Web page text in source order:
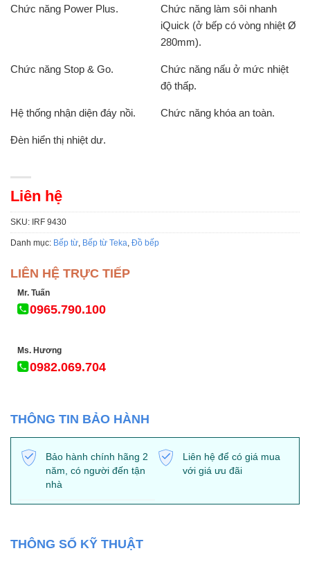
Chức năng Power Plus.
Chức năng làm sôi nhanh
iQuick (ở bếp có vòng nhiệt Ø
280mm).
Chức năng Stop & Go.
Chức năng nấu ở mức nhiệt
độ thấp.
Hệ thống nhận diện đáy nồi. Chức năng khóa an toàn.
Đèn hiển thị nhiệt dư.
Liên hệ
SKU: IRF 9430
Danh mục: Bếp từ, Bếp từ Teka, Đồ bếp
LIÊN HỆ TRỰC TIẾP
Mr. Tuấn
0965.790.100
Ms. Hương
0982.069.704
THÔNG TIN BẢO HÀNH
Bảo hành chính hãng 2
năm, có người đến tận
nhà
Liên hệ để có giá mua
với giá ưu đãi
THÔNG SỐ KỸ THUẬT